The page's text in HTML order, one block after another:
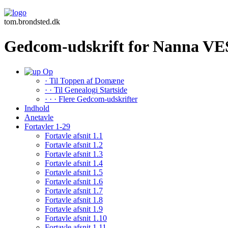
tom.brondsted.dk
Gedcom-udskrift for Nanna
Op
· Til Toppen af Domæne
· · Til Genealogi Startside
· · · Flere Gedcom-udskrifter
Indhold
Anetavle
Fortavler 1-29
Fortavle afsnit 1.1
Fortavle afsnit 1.2
Fortavle afsnit 1.3
Fortavle afsnit 1.4
Fortavle afsnit 1.5
Fortavle afsnit 1.6
Fortavle afsnit 1.7
Fortavle afsnit 1.8
Fortavle afsnit 1.9
Fortavle afsnit 1.10